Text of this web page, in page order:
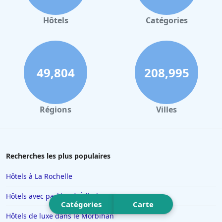
Hôtels à Gerardmer
Hôtels à Nantes
Hôtels à Tours
Hôtels à Concarneau
Hôtels à Saintes
Hôtels à Aix-les-Bains
Hôtels à Ténériffe
Hôtels à Plailly
Catégories Carte
Hôtels Catégories
49,804
Régions
208,995
Villes
Recherches les plus populaires
Hôtels à La Rochelle
Hôtels avec parking à Édimbourg
Hôtels de luxe dans le Morbihan